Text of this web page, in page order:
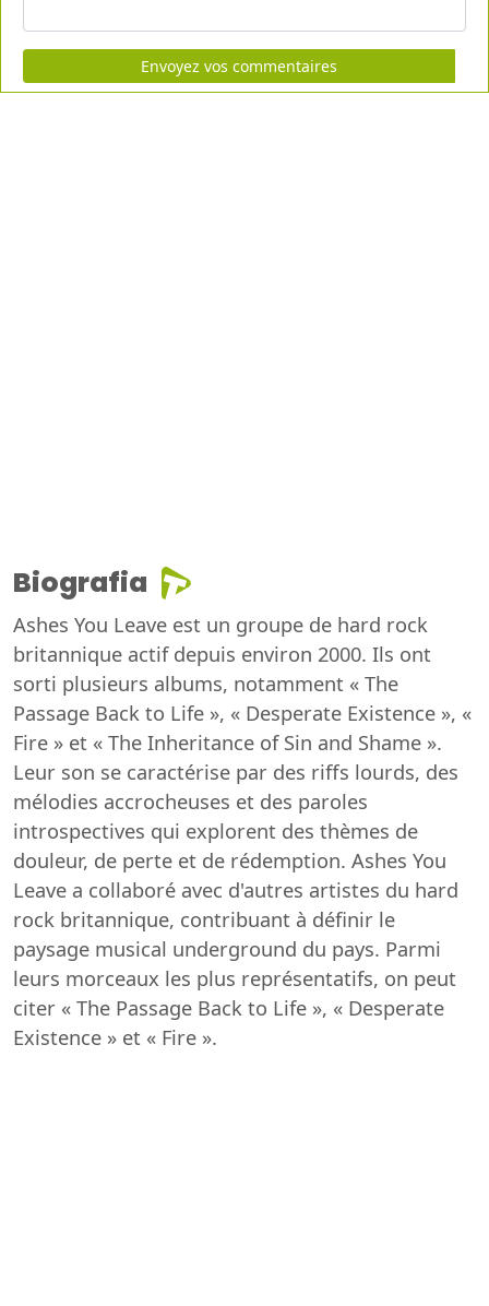
Envoyez vos commentaires
Biografia
Ashes You Leave est un groupe de hard rock
britannique actif depuis environ 2000. Ils ont
sorti plusieurs albums, notamment « The
Passage Back to Life », « Desperate Existence », «
Fire » et « The Inheritance of Sin and Shame ».
Leur son se caractérise par des riffs lourds, des
mélodies accrocheuses et des paroles
introspectives qui explorent des thèmes de
douleur, de perte et de rédemption. Ashes You
Leave a collaboré avec d'autres artistes du hard
rock britannique, contribuant à définir le
paysage musical underground du pays. Parmi
leurs morceaux les plus représentatifs, on peut
citer « The Passage Back to Life », « Desperate
Existence » et « Fire ».